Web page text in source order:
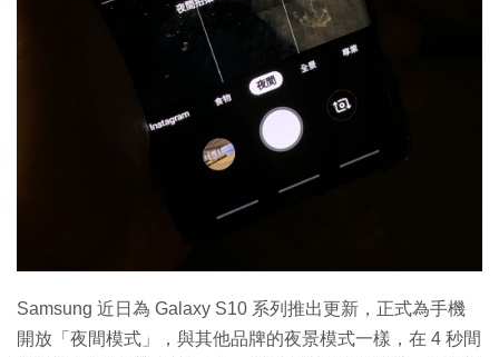
生成式AI與雲端應用
Enterprise Digital Transformation
Samsung 近日為 Galaxy S10 系列推出更新，正式為手機
開放「夜間模式」，與其他品牌的夜景模式一樣，在 4 秒間